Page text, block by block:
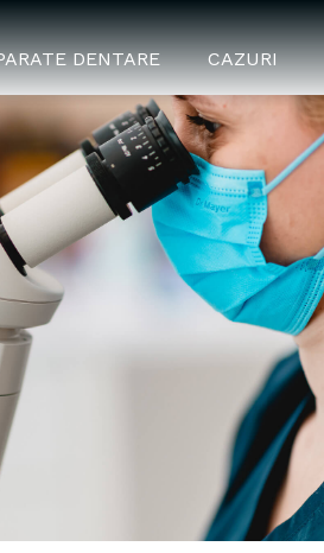
DENTARE CAZURI